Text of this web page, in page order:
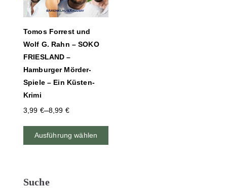
Tomos Forrest und
Wolf G. Rahn – SOKO
FRIESLAND –
Hamburger Mörder-
Spiele – Ein Küsten-
Krimi
3,99 €–8,99 €
Ausführung wählen
Suche